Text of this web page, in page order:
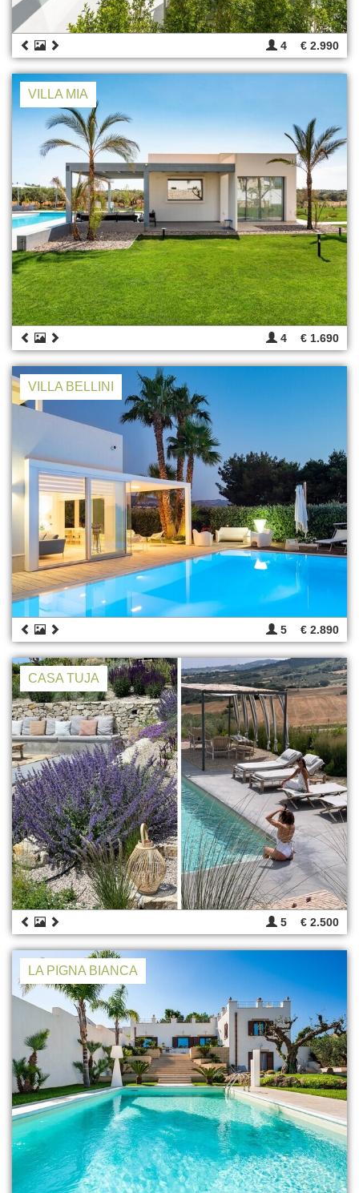
4 € 2.990
VILLA MIA
4 € 1.690
VILLA BELLINI
5 € 2.890
CASA TUJA
5 € 2.500
LA PIGNA BIANCA